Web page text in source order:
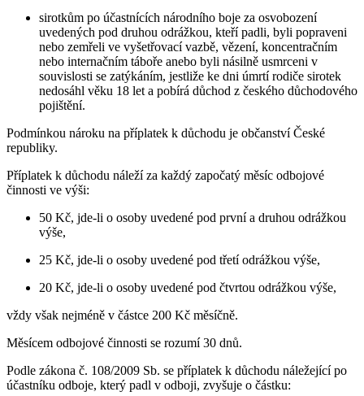
sirotkům po účastnících národního boje za osvobození
uvedených pod druhou odrážkou, kteří padli, byli popraveni
nebo zemřeli ve vyšetřovací vazbě, vězení, koncentračním
nebo internačním táboře anebo byli násilně usmrceni v
souvislosti se zatýkáním, jestliže ke dni úmrtí rodiče sirotek
nedosáhl věku 18 let a pobírá důchod z českého důchodového
pojištění.
Podmínkou nároku na příplatek k důchodu je občanství České
republiky.
Příplatek k důchodu náleží za každý započatý měsíc odbojové
činnosti ve výši:
50 Kč, jde-li o osoby uvedené pod první a druhou odrážkou
výše,
25 Kč, jde-li o osoby uvedené pod třetí odrážkou výše,
20 Kč, jde-li o osoby uvedené pod čtvrtou odrážkou výše,
vždy však nejméně v částce 200 Kč měsíčně.
Měsícem odbojové činnosti se rozumí 30 dnů.
Podle zákona č. 108/2009 Sb. se příplatek k důchodu náležející po
účastníku odboje, který padl v odboji, zvyšuje o částku: